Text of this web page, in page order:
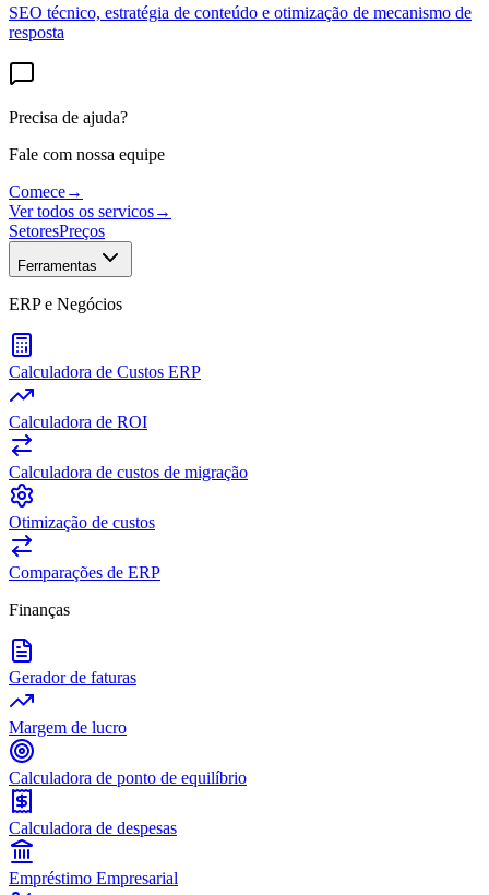
SEO técnico, estratégia de conteúdo e otimização de mecanismo de
resposta
Precisa de ajuda?
Fale com nossa equipe
Comece→
Ver todos os servicos→
SetoresPreços
Ferramentas
ERP e Negócios
Calculadora de Custos ERP
Calculadora de ROI
Calculadora de custos de migração
Otimização de custos
Comparações de ERP
Finanças
Gerador de faturas
Margem de lucro
Calculadora de ponto de equilíbrio
Calculadora de despesas
Empréstimo Empresarial